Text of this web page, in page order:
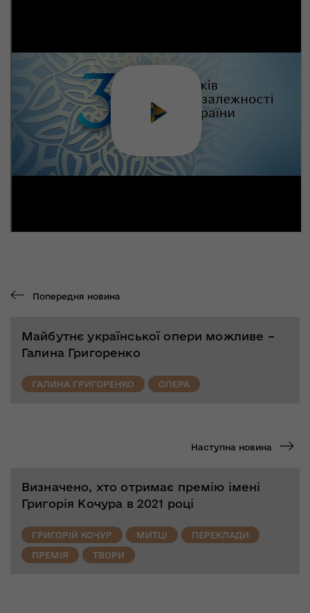
Попередня новина
Майбутнє української опери можливе –
Галина Григоренко
ГАЛИНА ГРИГОРЕНКО ОПЕРА
Наступна новина
Визначено, хто отримає премію імені
Григорія Кочура в 2021 році
ГРИГОРІЙ КОЧУР МИТЦІ ПЕРЕКЛАДИ
ПРЕМІЯ ТВОРИ